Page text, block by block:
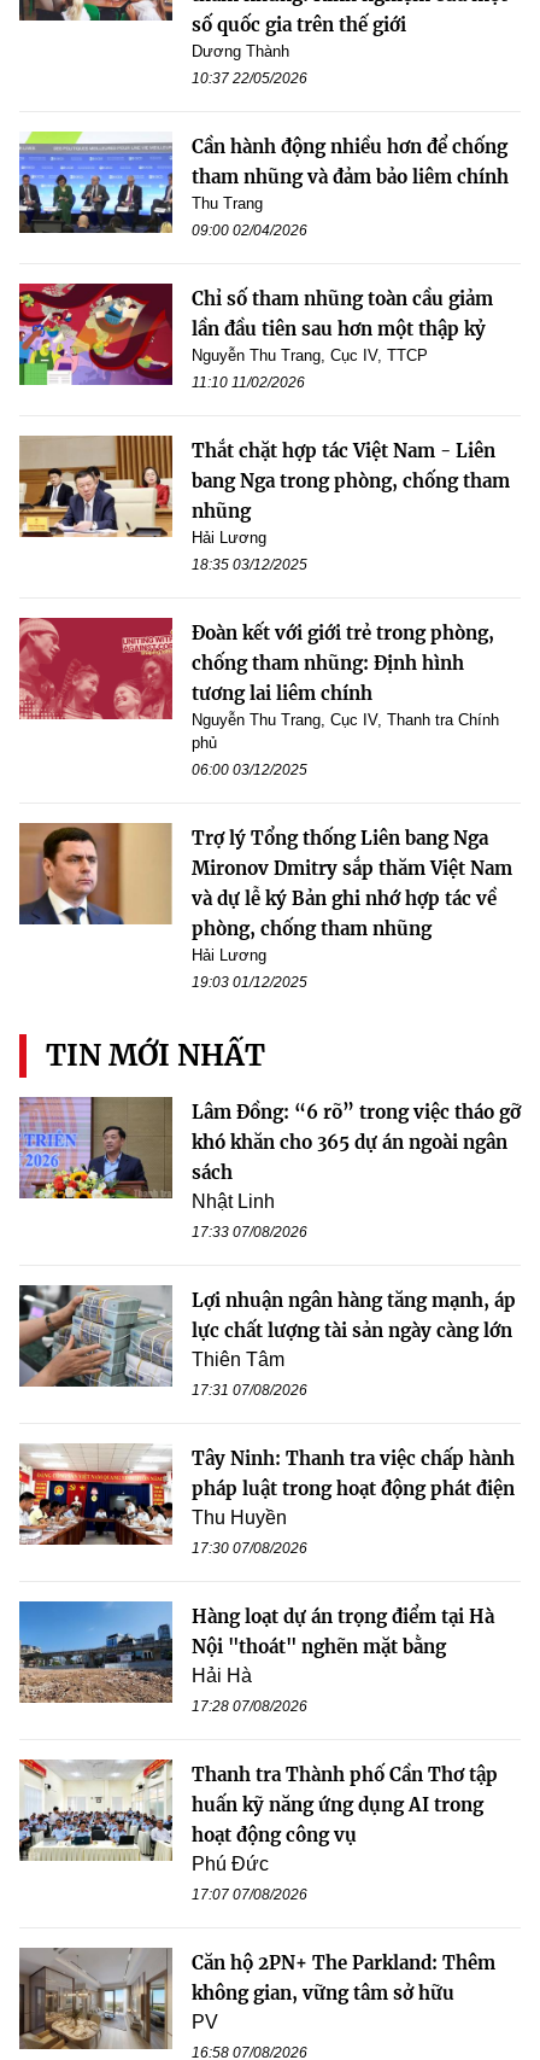
số quốc gia trên thế giới
Dương Thành
10:37 22/05/2026
Cần hành động nhiều hơn để chống
tham nhũng và đảm bảo liêm chính
Thu Trang
09:00 02/04/2026
Chỉ số tham nhũng toàn cầu giảm
lần đầu tiên sau hơn một thập kỷ
Nguyễn Thu Trang, Cục IV, TTCP
11:10 11/02/2026
Thắt chặt hợp tác Việt Nam - Liên
bang Nga trong phòng, chống tham
nhũng
Hải Lương
18:35 03/12/2025
Đoàn kết với giới trẻ trong phòng,
chống tham nhũng: Định hình
tương lai liêm chính
Nguyễn Thu Trang, Cục IV, Thanh tra Chính
phủ
06:00 03/12/2025
Trợ lý Tổng thống Liên bang Nga
Mironov Dmitry sắp thăm Việt Nam
và dự lễ ký Bản ghi nhớ hợp tác về
phòng, chống tham nhũng
Hải Lương
19:03 01/12/2025
TIN MỚI NHẤT
Lâm Đồng: “6 rõ” trong việc tháo gỡ
khó khăn cho 365 dự án ngoài ngân
sách
Nhật Linh
17:33 07/08/2026
Lợi nhuận ngân hàng tăng mạnh, áp
lực chất lượng tài sản ngày càng lớn
Thiên Tâm
17:31 07/08/2026
Tây Ninh: Thanh tra việc chấp hành
pháp luật trong hoạt động phát điện
Thu Huyền
17:30 07/08/2026
Hàng loạt dự án trọng điểm tại Hà
Nội "thoát" nghẽn mặt bằng
Hải Hà
17:28 07/08/2026
Thanh tra Thành phố Cần Thơ tập
huấn kỹ năng ứng dụng AI trong
hoạt động công vụ
Phú Đức
17:07 07/08/2026
Căn hộ 2PN+ The Parkland: Thêm
không gian, vững tâm sở hữu
PV
16:58 07/08/2026